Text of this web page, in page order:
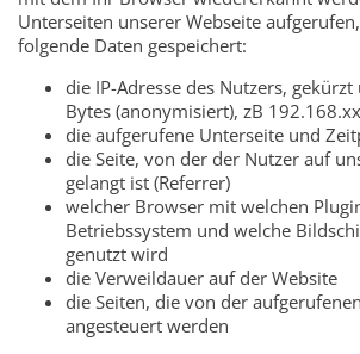
Unterseiten unserer Webseite
folgende Daten gespeichert:
die IP-Adresse des Nutzers,
Bytes (anonymisiert), zB
die aufgerufene Unterseite und
die Seite, von der der Nutzer auf
gelangt ist (Referrer)
welcher Browser mit welchen
Betriebssystem und welche
genutzt wird
die Verweildauer auf der Website
die Seiten, die von der
angesteuert werden